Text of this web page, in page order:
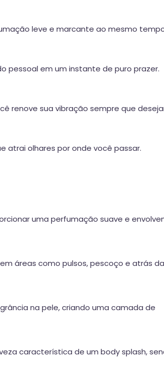
leve e marcante ao mesmo
pessoal em um instante de puro prazer.
renove sua vibração sempre que
atrai olhares por onde você passar.
uma perfumação suave e
áreas como pulsos, pescoço e atrás
na pele, criando uma camada de
característica de um body splash,